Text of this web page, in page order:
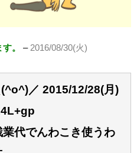
。 –2016/08/30(火)
／ 2015/12/28(月)
代でんわこき使うわ